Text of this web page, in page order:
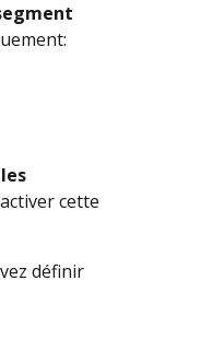
cette
définir